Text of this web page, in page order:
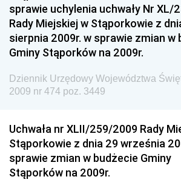
Dziennik Urzędowy Ministra
Regionalnej
Dziennik Urzędowy Ministra
Dziennik Urzędowy Ministra Zdrowia
Dziennik Urzędowy Ministra
Inspektora Ochrony Środowiska
Dziennik Urzędowy Ministerstwa
Narodowego i Sportu
Dziennik Urzędowy Ministra
sprawie uchylenia uchwały Nr XL/
Rady Miejskiej w Stąporkowie z
sierpnia 2009r. w sprawie zmian w
Gminy Stąporków na 2009r.
Dziennik Urzędowy Województwa
2009 nr 474 poz. 3449
Uchwała nr XLII/259/2009 Rady
Stąporkowie z dnia 29 września
sprawie zmian w budżecie Gminy
Stąporków na 2009r.